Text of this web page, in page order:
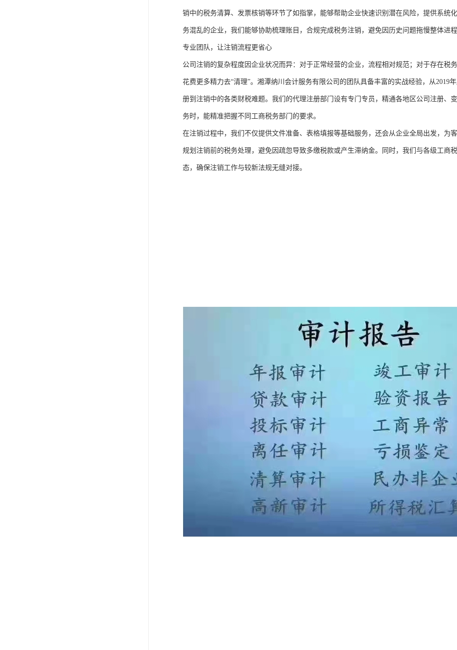
销中的税务清算、发票核销等环节了如指掌，能够帮助企业快速识别潜在风险，提供系统
务混乱的企业，我们能够协助梳理账目，合规完成税务注销，避免因历史问题拖慢整体进程
专业团队，让注销流程更省心
公司注销的复杂程度因企业状况而异：对于正常经营的企业，流程相对规范；对于存在税
花费更多精力去“清理”。湘潭纳川会计服务有限公司的团队具备丰富的实战经验，从2019
册到注销中的各类财税难题。我们的代理注册部门设有专门专员，精通各地区公司注册、
务时，能精准把握不同工商税务部门的要求。
在注销过程中，我们不仅提供文件准备、表格填报等基础服务，还会从企业全局出发，为
规划注销前的税务处理，避免因疏忽导致多缴税款或产生滞纳金。同时，我们与各级工商
态，确保注销工作与较新法规无缝对接。